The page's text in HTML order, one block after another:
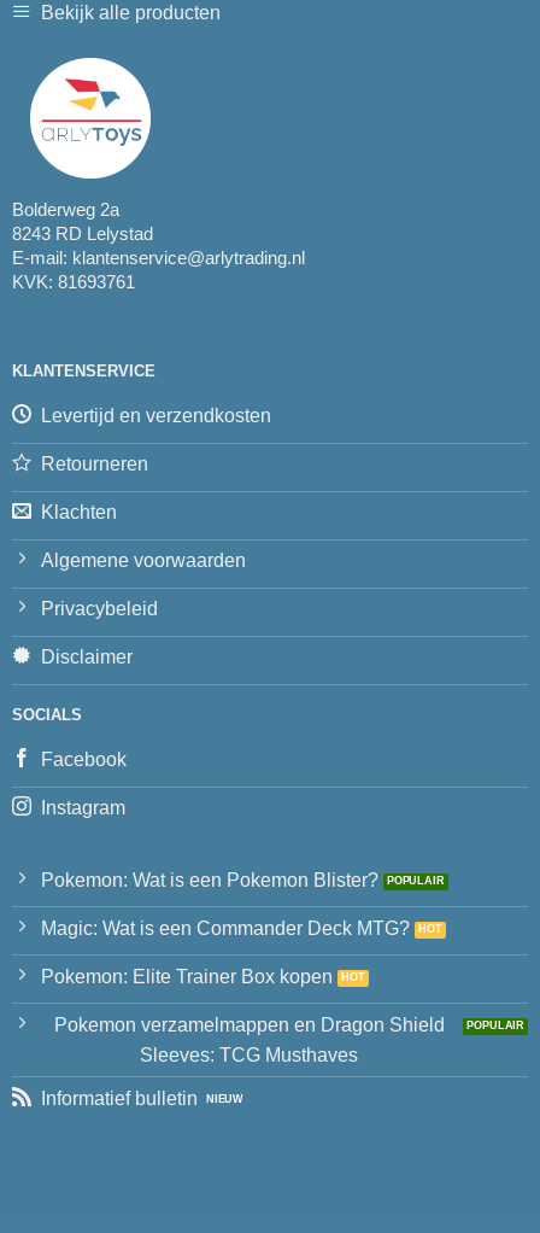
Bekijk alle producten
Bolderweg 2a
8243 RD Lelystad
E-mail: klantenservice@arlytrading.nl
KVK: 81693761
KLANTENSERVICE
Levertijd en verzendkosten
Retourneren
Klachten
Algemene voorwaarden
Privacybeleid
Disclaimer
SOCIALS
Facebook
Instagram
Pokemon: Wat is een Pokemon Blister?
Magic: Wat is een Commander Deck MTG?
Pokemon: Elite Trainer Box kopen
Pokemon verzamelmappen en Dragon Shield
Sleeves: TCG Musthaves
Informatief bulletin